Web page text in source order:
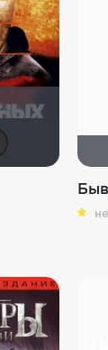
Biker id1565860
Эши